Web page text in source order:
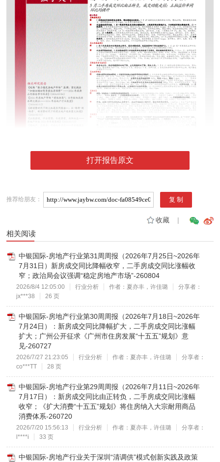
打开报告原文
推荐给朋友：
收藏|
相关阅读
中银国际-房地产行业第31周周报（2026年7月25日~2026年
7月31日）新房成交同比降幅收窄，二手房成交同比涨幅收
窄；政治局会议强调“稳定房地产市场”-260804
2026/8/4 12:05:00 行业分析 作者：夏亦丰，许佳璐
分享者：
jx***38
26 页
中银国际-房地产行业第30周周报（2026年7月18日~2026年
7月24日）：新房成交同比降幅扩大，二手房成交同比涨幅
扩大；广州公开征求《广州市住房发展“十五五”规划》意
见-260727
2026/7/27 21:23:05 行业分析 作者：夏亦丰，许佳璐
分享者：
co***TT
28 页
中银国际-房地产行业第29周周报（2026年7月11日~2026年
7月17日）：新房成交同比由正转负，二手房成交同比涨幅
收窄；《扩大消费“十五五”规划》将住房纳入大宗耐用商品
消费体系-260720
2026/7/20 15:56:13 行业分析 作者：夏亦丰，许佳璐
分享者：
l****i
33 页
中银国际-房地产行业关于深圳“清调供”模式创新实践及政策